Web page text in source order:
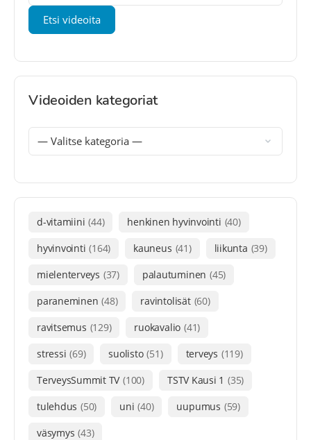
Videoiden kategoriat
d-vitamiini (44) henkinen hyvinvointi (40)
hyvinvointi (164) kauneus (41) liikunta (39)
mielenterveys (37) palautuminen (45)
paraneminen (48) ravintolisät (60)
ravitsemus (129) ruokavalio (41)
stressi (69) suolisto (51) terveys (119)
TerveysSummit TV (100) TSTV Kausi 1 (35)
tulehdus (50) uni (40) uupumus (59)
väsymys (43)